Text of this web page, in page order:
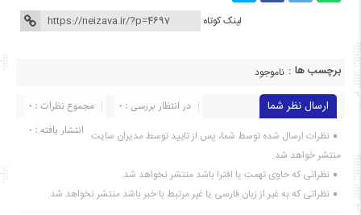
لینک کوتاه
برچسب ها : ناموجود
ارسال نظر شما مجموع نظرات : 0
در انتظار بررسی : 0
انتشار یافته : ۰ نظرات ارسال شده توسط شما، پس از تایید توسط مدیران سایت
منتشر خواهد شد.
نظراتی که حاوی تهمت یا افترا باشد منتشر نخواهد شد.
نظراتی که به غیر از زبان فارسی یا غیر مرتبط با خبر باشد منتشر نخواهد شد.